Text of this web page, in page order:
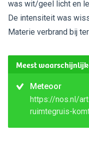
was wit/geel licht en
De intensiteit was
Materie verbrand bij
Meest
Meteoor
https://nos.nl/
ruimtegruis-